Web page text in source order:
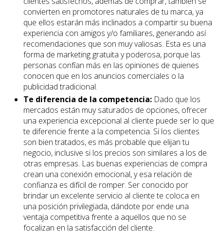
convierten en promotores naturales de tu marca, ya
que ellos estarán más inclinados a compartir su buena
experiencia con amigos y/o familiares, generando así
recomendaciones que son muy valiosas. Esta es una
forma de marketing gratuita y poderosa, porque las
personas confían más en las opiniones de quienes
conocen que en los anuncios comerciales o la
publicidad tradicional.
Te diferencia de la competencia: Dado que los
mercados están muy saturados de opciones, ofrecer
una experiencia excepcional al cliente puede ser lo que
te diferencie frente a la competencia. Si los clientes
son bien tratados, es más probable que elijan tu
negocio, inclusive si los precios son similares a los de
otras empresas. Las buenas experiencias de compra
crean una conexión emocional, y esa relación de
confianza es difícil de romper. Ser conocido por
brindar un excelente servicio al cliente te coloca en
una posición privilegiada, dándote por ende una
ventaja competitiva frente a aquellos que no se
focalizan en la satisfacción del cliente.